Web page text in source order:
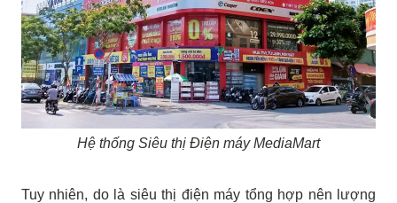
Hệ thống Siêu thị Điện máy MediaMart
Tuy nhiên, do là siêu thị điện máy tổng hợp nên lượng